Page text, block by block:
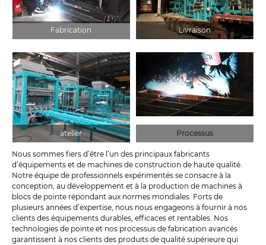
Fabrication Livraison
atelier Processus
Nous sommes fiers d’être l’un des principaux fabricants
d’équipements et de machines de construction de haute qualité.
Notre équipe de professionnels expérimentés se consacre à la
conception, au développement et à la production de machines à
blocs de pointe répondant aux normes mondiales. Forts de
plusieurs années d’expertise, nous nous engageons à fournir à nos
clients des équipements durables, efficaces et rentables. Nos
technologies de pointe et nos processus de fabrication avancés
garantissent à nos clients des produits de qualité supérieure qui